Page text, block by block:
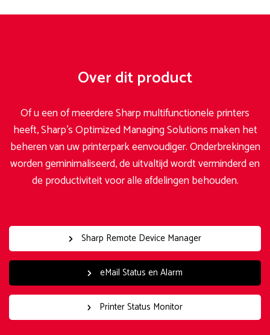
Over dit product
Of u een of meerdere Sharp multifunctionele printers
heeft, Sharp’s Optimized Managing Solutions maken het
beheren van uw printerpark eenvoudiger. Onderbrekingen
worden geminimaliseerd, de uitvaltijd wordt verminderd en
de productiviteit voor alle afdelingen behouden.
Sharp Remote Device Manager
eMail Status en Alarm
Printer Status Monitor